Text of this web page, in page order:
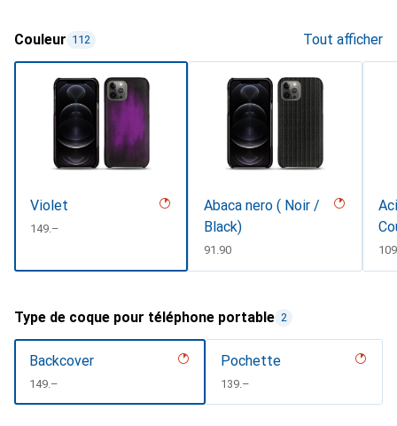
Couleur 112 Tout afficher
Violet
CHF
149.–
Abaca nero ( Noir /
Black)
CHF
91.90
Type de coque pour téléphone portable 2
Backcover
CHF
149.–
Pochette
CHF
139.–